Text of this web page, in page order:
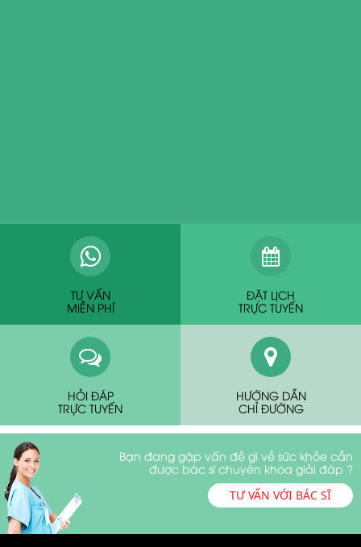
TƯ VẤN
MIỄN PHÍ
ĐẶT LỊCH
TRỰC TUYẾN
HỎI ĐÁP
TRỰC TUYẾN
HƯỚNG DẪN
CHỈ ĐƯỜNG
Bạn đang gặp vấn đề gì về sức khỏe cần
được bác sĩ chuyên khoa giải đáp ?
TƯ VẤN VỚI BÁC SĨ